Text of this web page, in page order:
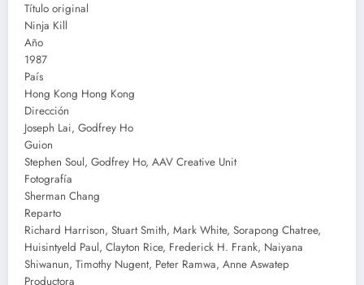
Título original
Ninja Kill
Año
1987
País
Hong Kong Hong Kong
Dirección
Joseph Lai, Godfrey Ho
Guion
Stephen Soul, Godfrey Ho, AAV Creative Unit
Fotografía
Sherman Chang
Reparto
Richard Harrison, Stuart Smith, Mark White, Sorapong Chatree,
Huisintyeld Paul, Clayton Rice, Frederick H. Frank, Naiyana
Shiwanun, Timothy Nugent, Peter Ramwa, Anne Aswatep
Productora